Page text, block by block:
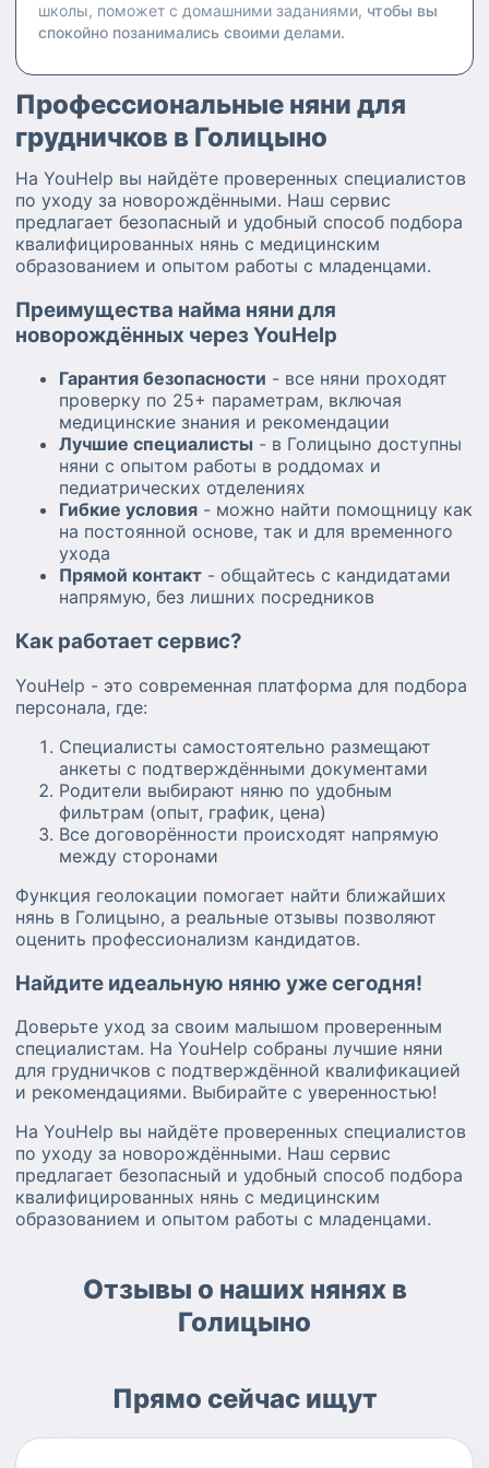
школы, поможет с домашними заданиями, чтобы вы
спокойно позанимались своими делами.
Профессиональные няни для
грудничков в Голицыно
На YouHelp вы найдёте проверенных специалистов
по уходу за новорождёнными. Наш сервис
предлагает безопасный и удобный способ подбора
квалифицированных нянь с медицинским
образованием и опытом работы с младенцами.
Преимущества найма няни для
новорождённых через YouHelp
Гарантия безопасности - все няни проходят
проверку по 25+ параметрам, включая
медицинские знания и рекомендации
Лучшие специалисты - в Голицыно доступны
няни с опытом работы в роддомах и
педиатрических отделениях
Гибкие условия - можно найти помощницу как
на постоянной основе, так и для временного
ухода
Прямой контакт - общайтесь с кандидатами
напрямую, без лишних посредников
Как работает сервис?
YouHelp - это современная платформа для подбора
персонала, где:
Специалисты самостоятельно размещают
анкеты с подтверждёнными документами
Родители выбирают няню по удобным
фильтрам (опыт, график, цена)
Все договорённости происходят напрямую
между сторонами
Функция геолокации помогает найти ближайших
нянь в Голицыно, а реальные отзывы позволяют
оценить профессионализм кандидатов.
Найдите идеальную няню уже сегодня!
Доверьте уход за своим малышом проверенным
специалистам. На YouHelp собраны лучшие няни
для грудничков с подтверждённой квалификацией
и рекомендациями. Выбирайте с уверенностью!
На YouHelp вы найдёте проверенных специалистов
по уходу за новорождёнными. Наш сервис
предлагает безопасный и удобный способ подбора
квалифицированных нянь с медицинским
образованием и опытом работы с младенцами.
Отзывы о наших нянях в
Голицыно
Прямо сейчас ищут